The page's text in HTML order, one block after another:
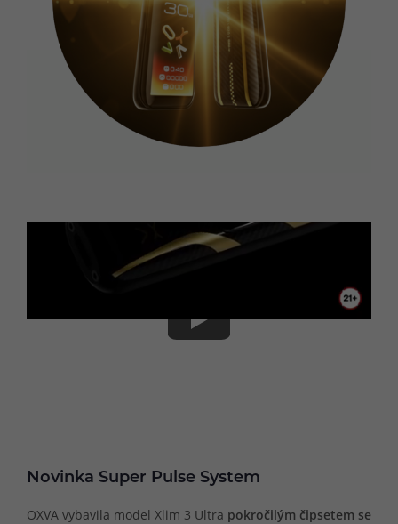
Novinka Super Pulse System
OXVA vybavila model Xlim 3 Ultra pokročilým čipsetem se